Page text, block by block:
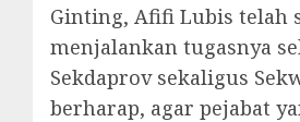
Ginting, Afifi Lubis telah
menjalankan tugasnya
Sekdaprov sekaligus
berharap, agar pejabat